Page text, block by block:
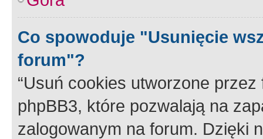
Co spowoduje "Usunięcie
forum"?
“Usuń cookies utworzone
phpBB3, które pozwalają na
zalogowanym na forum. Dzięki